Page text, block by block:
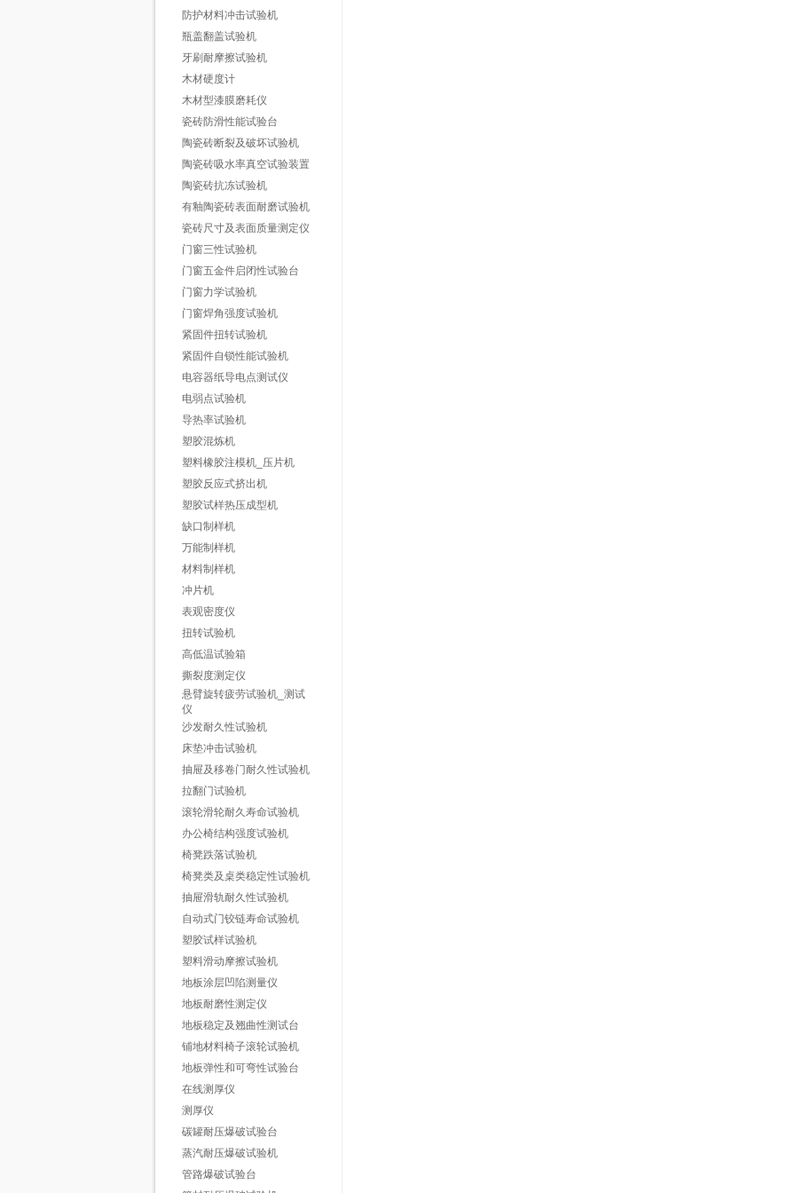
防护材料冲击试验机
瓶盖翻盖试验机
牙刷耐摩擦试验机
木材硬度计
木材型漆膜磨耗仪
瓷砖防滑性能试验台
陶瓷砖断裂及破坏试验机
陶瓷砖吸水率真空试验装置
陶瓷砖抗冻试验机
有釉陶瓷砖表面耐磨试验机
瓷砖尺寸及表面质量测定仪
门窗三性试验机
门窗五金件启闭性试验台
门窗力学试验机
门窗焊角强度试验机
紧固件扭转试验机
紧固件自锁性能试验机
电容器纸导电点测试仪
电弱点试验机
导热率试验机
塑胶混炼机
塑料橡胶注模机_压片机
塑胶反应式挤出机
塑胶试样热压成型机
缺口制样机
万能制样机
材料制样机
冲片机
表观密度仪
扭转试验机
高低温试验箱
撕裂度测定仪
悬臂旋转疲劳试验机_测试
仪
沙发耐久性试验机
床垫冲击试验机
抽屉及移卷门耐久性试验机
拉翻门试验机
滚轮滑轮耐久寿命试验机
办公椅结构强度试验机
椅凳跌落试验机
椅凳类及桌类稳定性试验机
抽屉滑轨耐久性试验机
自动式门铰链寿命试验机
塑胶试样试验机
塑料滑动摩擦试验机
地板涂层凹陷测量仪
地板耐磨性测定仪
地板稳定及翘曲性测试台
铺地材料椅子滚轮试验机
地板弹性和可弯性试验台
在线测厚仪
测厚仪
碳罐耐压爆破试验台
蒸汽耐压爆破试验机
管路爆破试验台